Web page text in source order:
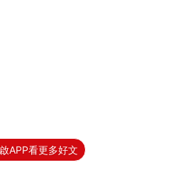
APP看更多好文